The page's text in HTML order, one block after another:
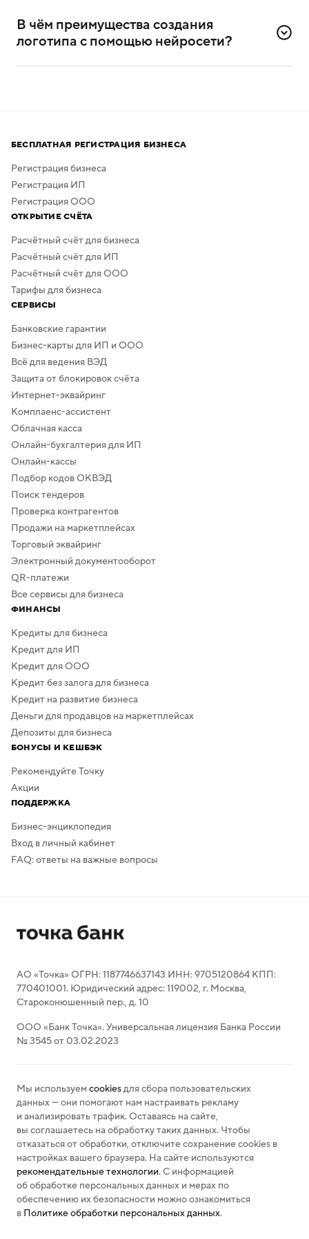
дизайнерского опыта. Он разработан специально для
самостоятельного создания логотипов.
В чём преимущества создания
логотипа с помощью нейросети?
а скачать результат можно бесплатно в высоком
качестве. Дополнительная обработка не нужна —
в сервисе предусмотрено скачивание логотипа без
фона.
БЕСПЛАТНАЯ РЕГИСТРАЦИЯ БИЗНЕСА
Регистрация бизнеса
Регистрация ИП
Регистрация ООО
ОТКРЫТИЕ СЧЁТА
Расчётный счёт для бизнеса
Расчётный счёт для ИП
Расчётный счёт для ООО
Тарифы для бизнеса
СЕРВИСЫ
Банковские гарантии
Бизнес-карты для ИП и ООО
Всё для ведения ВЭД
Защита от блокировок счёта
Интернет-эквайринг
Комплаенс-ассистент
Облачная касса
Онлайн-бухгалтерия для ИП
Онлайн-кассы
Подбор кодов ОКВЭД
Поиск тендеров
Проверка контрагентов
Продажи на маркетплейсах
Торговый эквайринг
Электронный документооборот
QR-платежи
Все сервисы для бизнеса
ФИНАНСЫ
Кредиты для бизнеса
Кредит для ИП
Кредит для ООО
Кредит без залога для бизнеса
Кредит на развитие бизнеса
Деньги для продавцов на маркетплейсах
Депозиты для бизнеса
БОНУСЫ И КЕШБЭК
Рекомендуйте Точку
Акции
ПОДДЕРЖКА
Бизнес-энциклопедия
Вход в личный кабинет
FAQ: ответы на важные вопросы
АО «Точка» ОГРН: 1187746637143 ИНН: 9705120864 КПП:
770401001. Юридический адрес: 119002, г. Москва,
Староконюшенный пер., д. 10
ООО «Банк Точка». Универсальная лицензия Банка России
№ 3545 от 03.02.2023
Мы используем cookiesдля сбора пользовательских
данных — они помогают нам настраивать рекламу
и анализировать трафик. Оставаясь на сайте,
вы соглашаетесь на обработку таких данных. Чтобы
отказаться от обработки, отключите сохранение cookies в
настройках вашего браузера. На сайте используются
рекомендательные технологии. С информацией
об обработке персональных данных и мерах по
обеспечению их безопасности можно ознакомиться
в Политике обработки персональных данных.